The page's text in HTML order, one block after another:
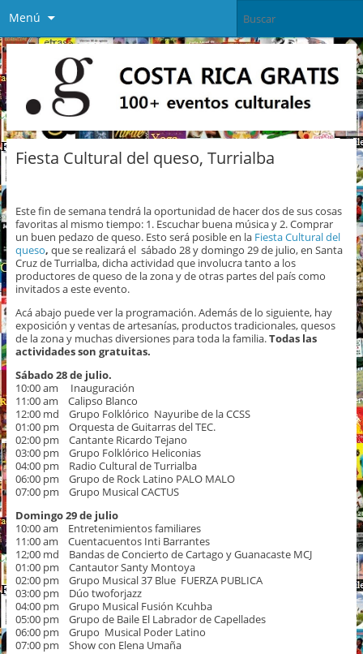
Menú
Fiesta Cultural del queso, Turrialba
Este fin de semana tendrá la oportunidad de hacer dos de sus cosas
favoritas al mismo tiempo: 1. Escuchar buena música y 2. Comprar
un buen pedazo de queso. Esto será posible en la Fiesta Cultural del
queso, que se realizará el sábado 28 y domingo 29 de julio,en Santa
Cruz de Turrialba, dicha actividad que involucra tanto a los
productores de queso de la zona y de otras partes del país como
invitados a este evento.
Acá abajo puede ver la programación. Además de lo siguiente, hay
exposición y ventas de artesanías, productos tradicionales, quesos
de la zona y muchas diversiones para toda la familia.Todas las
actividades son gratuitas.
Sábado 28 de julio.
10:00 am Inauguración
11:00 am Calipso Blanco
12:00 md Grupo Folklórico Nayuribe de la CCSS
01:00 pm Orquesta de Guitarras del TEC.
02:00 pm Cantante Ricardo Tejano
03:00 pm Grupo Folklórico Heliconias
04:00 pm Radio Cultural de Turrialba
06:00 pm Grupo de Rock Latino PALO MALO
07:00 pm Grupo Musical CACTUS
Domingo 29 de julio
10:00 am Entretenimientos familiares
11:00 am Cuentacuentos Inti Barrantes
12;00 md Bandas de Concierto de Cartago y Guanacaste MCJ
01:00 pm Cantautor Santy Montoya
02:00 pm Grupo Musical 37 Blue FUERZA PUBLICA
03:00 pm Dúo twoforjazz
04:00 pm Grupo Musical Fusión Kcuhba
05:00 pm Grupo de Baile El Labrador de Capellades
06:00 pm Grupo Musical Poder Latino
07:00 pm Show con Elena Umaña